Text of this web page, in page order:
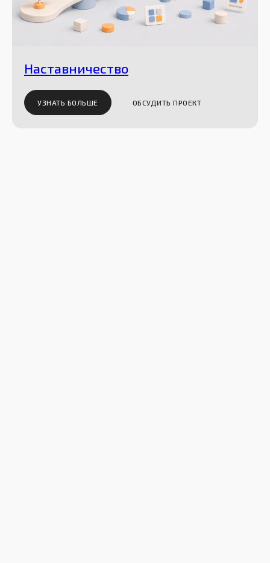
Наставничество
УЗНАТЬ БОЛЬШЕ ОБСУДИТЬ ПРОЕКТ